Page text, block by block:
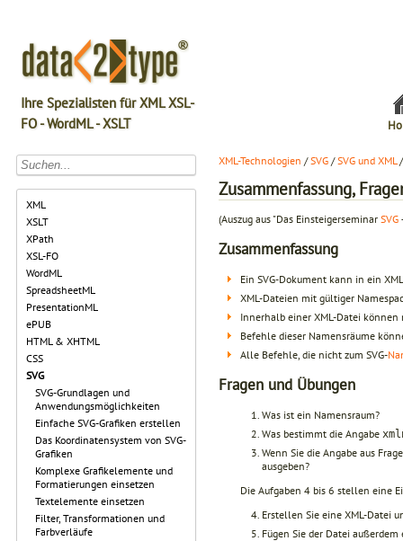
Ihre Spezialisten für XML XSL-
FO - WordML - XSLT
XML
XSLT
XPath
XSL-FO
WordML
SpreadsheetML
PresentationML
ePUB
HTML & XHTML
CSS
SVG
SVG-Grundlagen und
Anwendungsmöglichkeiten
Einfache SVG-Grafiken erstellen
Das Koordinatensystem von SVG-
Grafiken
Komplexe Grafikelemente und
Formatierungen einsetzen
Textelemente einsetzen
Filter, Transformationen und
Farbverläufe
XML-Technologien /SVG /SVG und XML
Zusammenfassung,
(Auszug aus "Das Einsteigerseminar SVG
Zusammenfassung
Ein SVG-Dokument kann in ein
XML-Dateien mit gültiger
Innerhalb einer XML-Datei
Befehle dieser Namensräume
Alle Befehle, die nicht zum SVG-
Fragen und Übungen
Was ist ein Namensraum?
Was bestimmt die Angabe
Wenn Sie die Angabe aus
ausgeben?
Die Aufgaben 4 bis 6 stellen eine
Erstellen Sie eine XML-Datei
Fügen Sie der Datei